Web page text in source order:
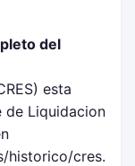
del
esta
de Liquidacion
historico/cres.